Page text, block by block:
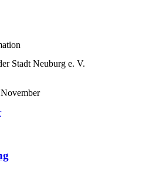
Stadt Neuburg e. V.